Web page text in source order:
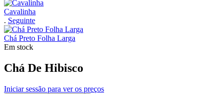
Cavalinha
. Seguinte
Chá Preto Folha Larga
Em stock
Chá De Hibisco
Iniciar sessão para ver os preços